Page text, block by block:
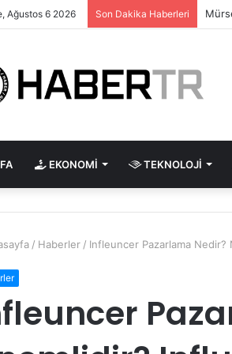
Ağustos 6 2026 Son Dakika Haberleri
EKONOMI TEKNOLOJI
/ Haberler / Infleuncer Pazarlama Nedir?